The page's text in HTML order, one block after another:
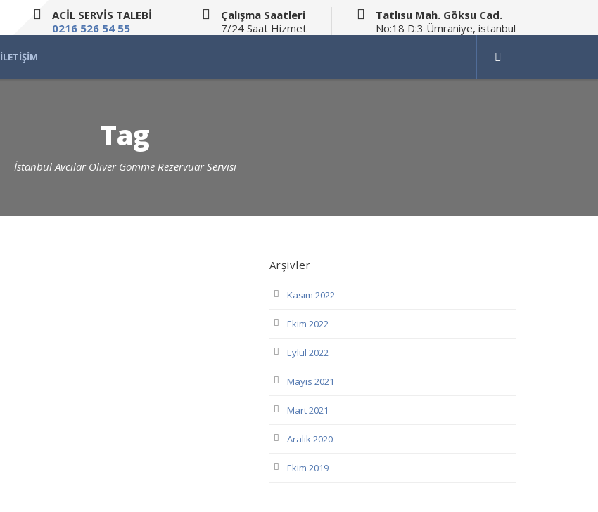
ACİL SERVİS TALEBİ
0216 526 54 55
Çalışma Saatleri
7/24 Saat Hizmet
Tatlısu Mah. Göksu Cad.
No:18 D:3 Ümraniye, istanbul
İLETIŞIM
Tag
İstanbul Avcılar Oliver Gömme Rezervuar Servisi
Arşivler
Kasım 2022
Ekim 2022
Eylül 2022
Mayıs 2021
Mart 2021
Aralık 2020
Ekim 2019